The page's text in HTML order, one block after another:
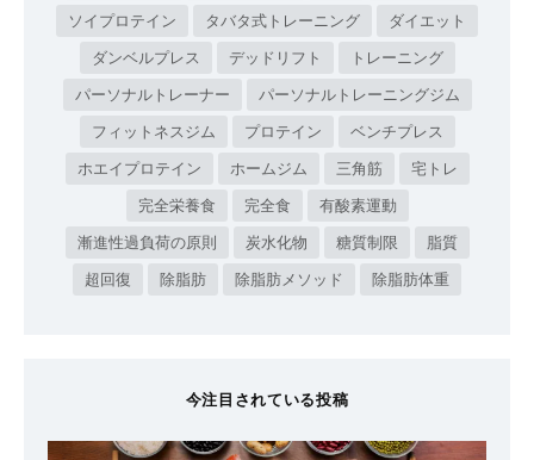
ソイプロテイン タバタ式トレーニング ダイエット
ダンベルプレス デッドリフト トレーニング
パーソナルトレーナー パーソナルトレーニングジム
フィットネスジム プロテイン ベンチプレス
ホエイプロテイン ホームジム 三角筋 宅トレ
完全栄養食 完全食 有酸素運動
漸進性過負荷の原則 炭水化物 糖質制限 脂質
超回復 除脂肪 除脂肪メソッド 除脂肪体重
今注目されている投稿